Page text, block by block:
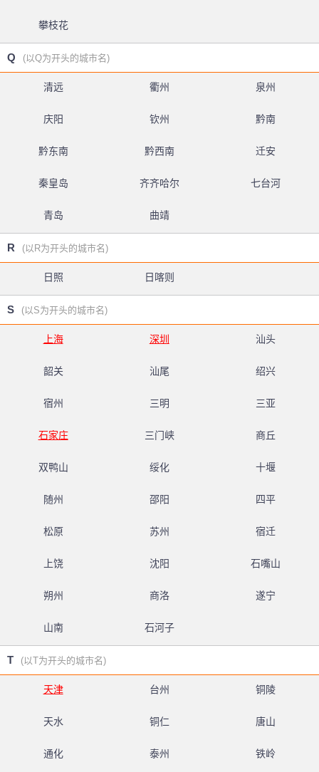
攀枝花
Q (以Q为开头的城市名)
清远 衢州 泉州
庆阳 钦州 黔南
黔东南 黔西南 迁安
秦皇岛 齐齐哈尔 七台河
青岛 曲靖
R (以R为开头的城市名)
日照 日喀则
S (以S为开头的城市名)
上海 深圳 汕头
韶关 汕尾 绍兴
宿州 三明 三亚
石家庄 三门峡 商丘
双鸭山 绥化 十堰
随州 邵阳 四平
松原 苏州 宿迁
上饶 沈阳 石嘴山
朔州 商洛 遂宁
山南 石河子
T (以T为开头的城市名)
天津 台州 铜陵
天水 铜仁 唐山
通化 泰州 铁岭